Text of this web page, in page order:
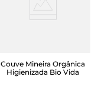
Couve Mineira Orgânica
Higienizada Bio Vida